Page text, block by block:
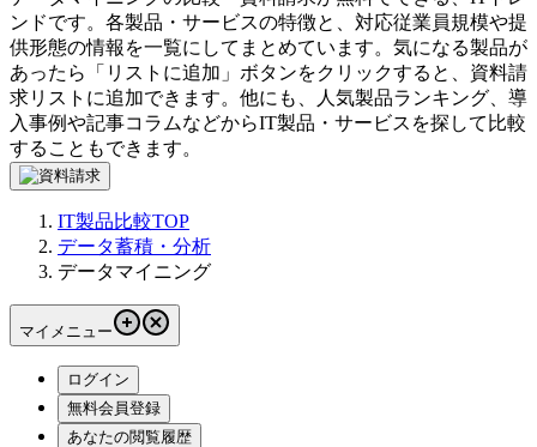
ンドです。各製品・サービスの特徴と、対応従業員規模や提
供形態の情報を一覧にしてまとめています。気になる製品が
あったら「リストに追加」ボタンをクリックすると、資料請
求リストに追加できます。他にも、人気製品ランキング、導
入事例や記事コラムなどからIT製品・サービスを探して比較
することもできます。
IT製品比較TOP
データ蓄積・分析
データマイニング
マイメニュー
ログイン
無料会員登録
あなたの閲覧履歴